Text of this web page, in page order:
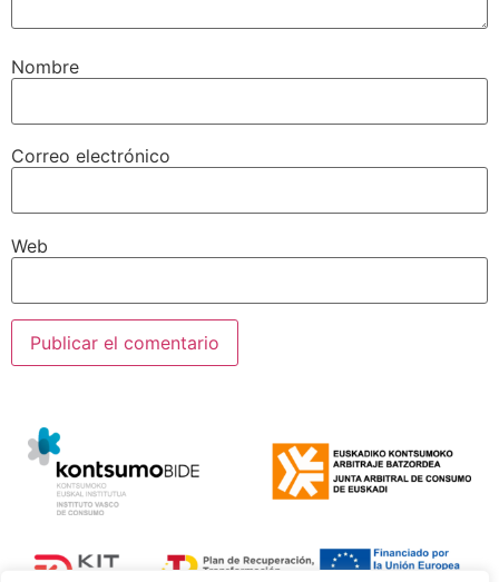
Nombre
Correo electrónico
Web